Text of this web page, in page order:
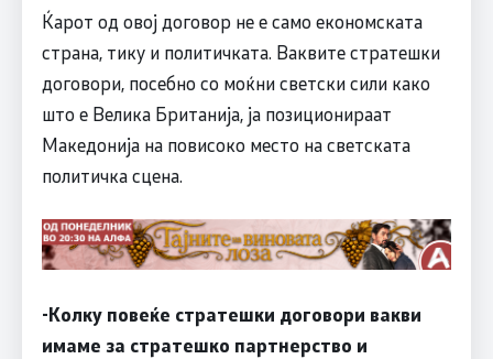
Ќарот од овој договор не е само економската
страна, тику и политичката. Ваквите стратешки
договори, посебно со моќни светски сили како
што е Велика Британија, ја позиционираат
Македонија на повисоко место на светската
политичка сцена.
-Колку повеќе стратешки договори вакви
имаме за стратешко партнерство и